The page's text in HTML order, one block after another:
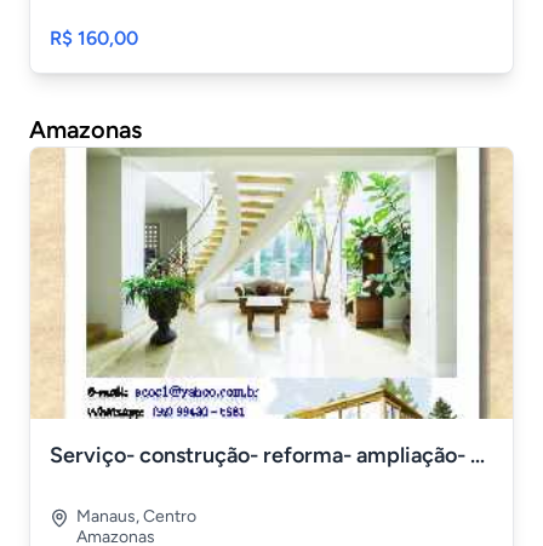
R$ 160,00
Amazonas
Serviço- construção- reforma- ampliação- pintura
Manaus,Centro
Amazonas